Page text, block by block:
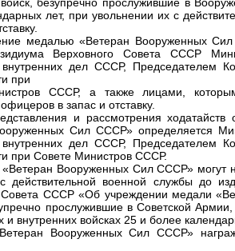
лет, при увольнении их с
медалью «Ветеран Вооруженных
Верховного Совета СССР
дел СССР, Председателем
при
СССР, а также лицами,
в запас и отставку.
и рассмотрения
Сил СССР» определяется
дел СССР, Председателем
при Совете Министров СССР.
Вооруженных Сил СССР» могут
действительной военной службы до
Совета СССР «Об учреждении медали
прослужившие в Советской
и внутренних войсках 25 и более
Вооруженных Сил СССР»